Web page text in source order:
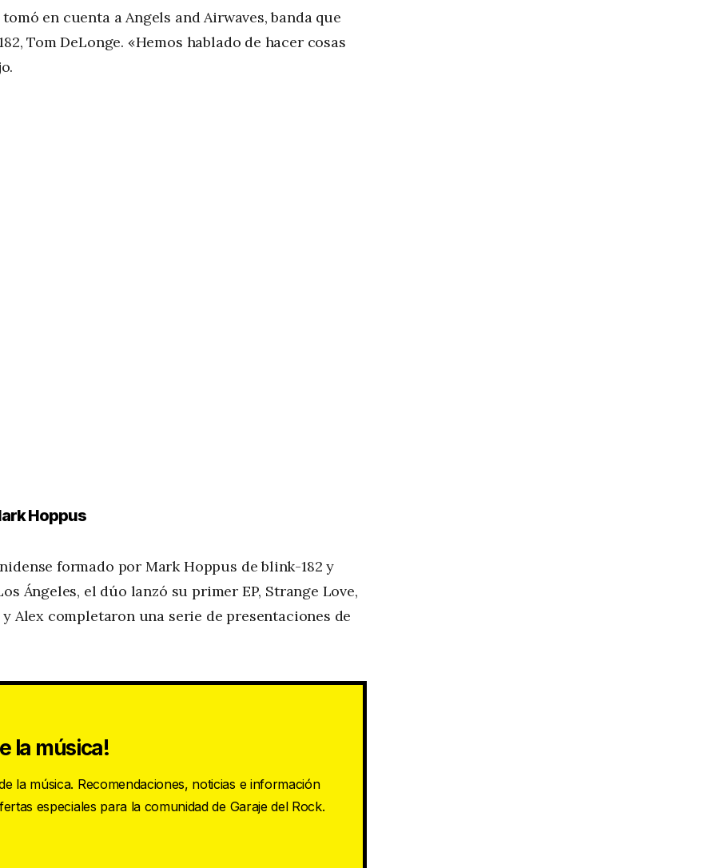
en cuenta a Angels and Airwaves, banda que
Tom DeLonge. «Hemos hablado de hacer cosas
Hoppus
formado por Mark Hoppus de blink-182 y
Ángeles, el dúo lanzó su primer EP, Strange Love,
Alex completaron una serie de presentaciones de
la música!
la música. Recomendaciones, noticias e información
especiales para la comunidad de Garaje del Rock.